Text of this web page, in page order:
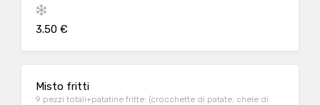
3.50 €
Misto fritti
9 pezzi totali+patatine fritte: (crocchette di patate, chele di